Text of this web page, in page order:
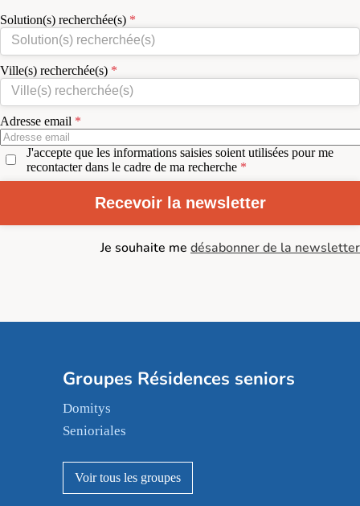
Solution(s) recherchée(s)
Ville(s) recherchée(s)
Adresse email
J'accepte que les informations saisies soient utilisées pour me
recontacter dans le cadre de ma recherche
Recevoir la newsletter
Je souhaite me désabonner de la newsletter
Groupes Résidences seniors
Domitys
Senioriales
Les Résidentiels
Ovelia